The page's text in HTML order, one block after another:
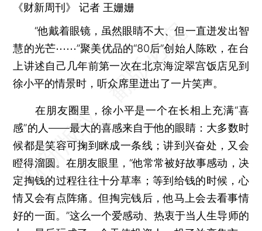
《财新周刊》 记者 王姗姗
“他戴着眼镜，虽然眼睛不大、但一直迸发出智
慧的光芒⋯⋯”聚美优品的“80后”创始人陈欧，在台
上讲述自己几年前第一次在北京海淀翠宫饭店见到
徐小平的情景时，听众席里迸出了一片笑声。
在朋友圈里，徐小平是一个在长相上充满“喜
感”的人——最大的喜感来自于他的眼睛：大多数时
候都是笑容可掬到眯成一条线；讲到兴奋处，又会
瞪得溜圆。在朋友眼里，“他常常被好故事感动，决
定掏钱的过程往往十分草率；等到给钱的时候，心
情又会有点阵痛。但掏完钱后，他马上会去看事情
好的一面。”这么一个爱感动、热衷于当人生导师的